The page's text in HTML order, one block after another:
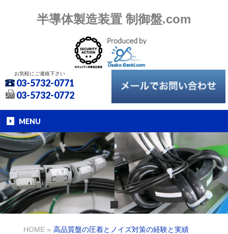
半導体製造装置 制御盤.com
お気軽にご連絡下さい
03-5732-0771
03-5732-0772
MENU
HOME » 高品質盤の圧着とノイズ対策の経験と実績